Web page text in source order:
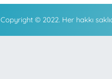
Copyright © 2022. Her hakkı